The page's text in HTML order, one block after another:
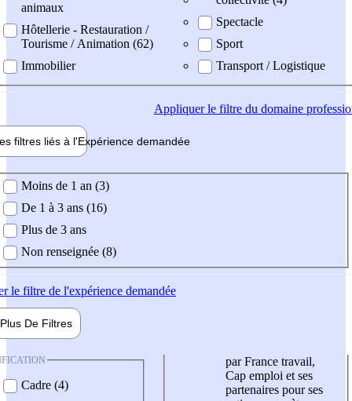
animaux
Hôtellerie - Restauration /
Tourisme / Animation (62)
Immobilier
Spectacle
Sport
Transport / Logistique
Appliquerle filtre du domaine
filtres liés à l'Expérience demandée
demandée
Moins de 1 an (3)
De 1 à 3 ans (16)
Plus de 3 ans
Non renseignée (8)
le filtre de l'expérience demandée
Plus De Filtres
Cadre (4)
par France travail,
Cap emploi et ses
partenaires pour ses